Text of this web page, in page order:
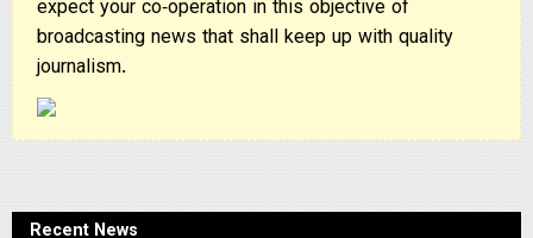
expect your co-operation in this objective of
broadcasting news that shall keep up with quality
journalism.
Recent News